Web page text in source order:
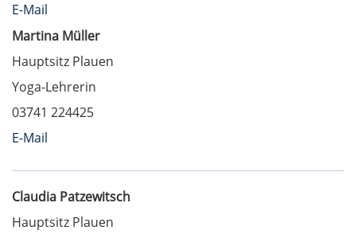
E-Mail
Martina Müller
Hauptsitz Plauen
Yoga-Lehrerin
03741 224425
E-Mail
Claudia Patzewitsch
Hauptsitz Plauen